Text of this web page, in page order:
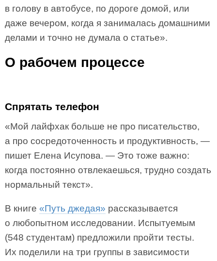
в голову в автобусе, по дороге домой, или
даже вечером, когда я занималась домашними
делами и точно не думала о статье».
О рабочем процессе
Спрятать телефон
«Мой лайфхак больше не про писательство,
а про сосредоточенность и продуктивность, —
пишет Елена Исупова. — Это тоже важно:
когда постоянно отвлекаешься, трудно создать
нормальный текст».
В книге «Путь джедая» рассказывается
о любопытном исследовании. Испытуемым
(548 студентам) предложили пройти тесты.
Их поделили на три группы в зависимости